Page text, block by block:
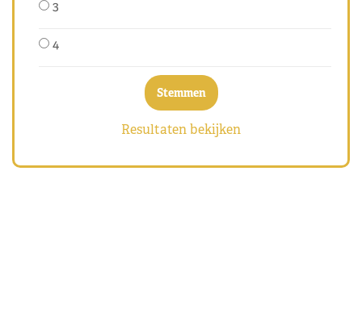
3
4
Resultaten bekijken